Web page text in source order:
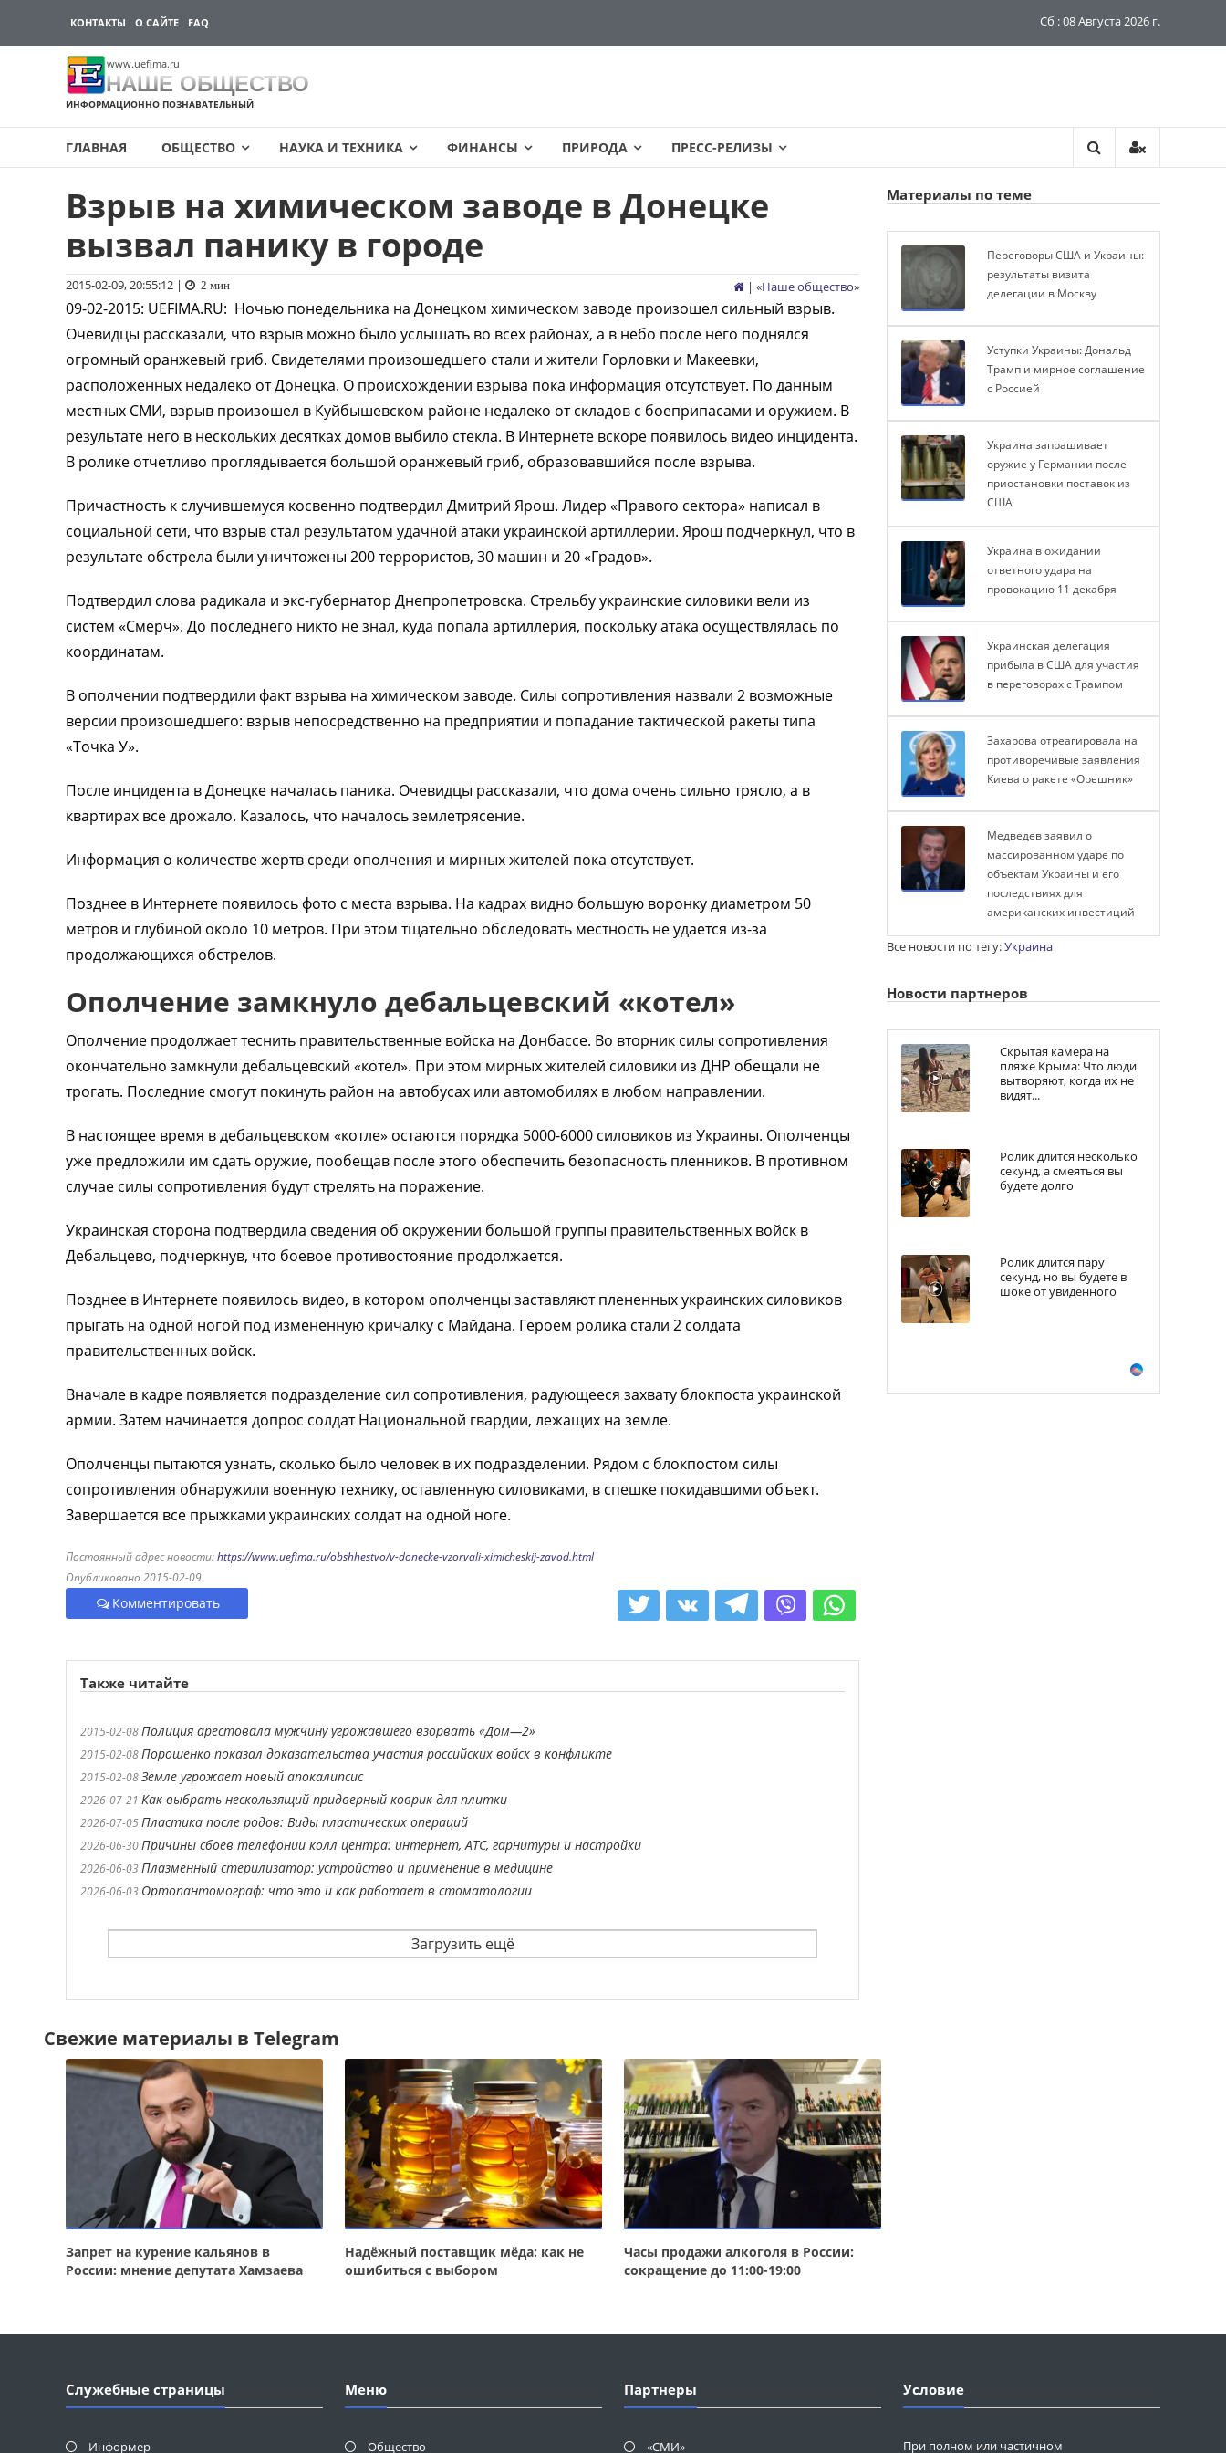
КОНТАКТЫ О САЙТЕ FAQ Сб : 08 Августа 2026 г.
www.uefima.ru
НАШЕ ОБЩЕСТВО
ИНФОРМАЦИОННО ПОЗНАВАТЕЛЬНЫЙ
ГЛАВНАЯ ОБЩЕСТВО НАУКА И ТЕХНИКА ФИНАНСЫ ПРИРОДА ПРЕСС-РЕЛИЗЫ
содержимому
Взрыв на химическом заводе в Донецке
вызвал панику в городе
2015-02-09, 20:55:12 | 2 мин | «Наше общество»
09-02-2015: UEFIMA.RU: Ночью понедельника на Донецком химическом заводе произошел сильный взрыв.
Очевидцы рассказали, что взрыв можно было услышать во всех районах, а в небо после него поднялся
огромный оранжевый гриб. Свидетелями произошедшего стали и жители Горловки и Макеевки,
расположенных недалеко от Донецка. О происхождении взрыва пока информация отсутствует. По данным
местных СМИ, взрыв произошел в Куйбышевском районе недалеко от складов с боеприпасами и оружием. В
результате него в нескольких десятках домов выбило стекла. В Интернете вскоре появилось видео инцидента.
В ролике отчетливо проглядывается большой оранжевый гриб, образовавшийся после взрыва.
Причастность к случившемуся косвенно подтвердил Дмитрий Ярош. Лидер «Правого сектора» написал в
социальной сети, что взрыв стал результатом удачной атаки украинской артиллерии. Ярош подчеркнул, что в
результате обстрела были уничтожены 200 террористов, 30 машин и 20 «Градов».
Подтвердил слова радикала и экс-губернатор Днепропетровска. Стрельбу украинские силовики вели из
систем «Смерч». До последнего никто не знал, куда попала артиллерия, поскольку атака осуществлялась по
координатам.
В ополчении подтвердили факт взрыва на химическом заводе. Силы сопротивления назвали 2 возможные
версии произошедшего: взрыв непосредственно на предприятии и попадание тактической ракеты типа
«Точка У».
После инцидента в Донецке началась паника. Очевидцы рассказали, что дома очень сильно трясло, а в
квартирах все дрожало. Казалось, что началось землетрясение.
Информация о количестве жертв среди ополчения и мирных жителей пока отсутствует.
Позднее в Интернете появилось фото с места взрыва. На кадрах видно большую воронку диаметром 50
метров и глубиной около 10 метров. При этом тщательно обследовать местность не удается из-за
продолжающихся обстрелов.
Ополчение замкнуло дебальцевский «котел»
Ополчение продолжает теснить правительственные войска на Донбассе. Во вторник силы сопротивления
окончательно замкнули дебальцевский «котел». При этом мирных жителей силовики из ДНР обещали не
трогать. Последние смогут покинуть район на автобусах или автомобилях в любом направлении.
В настоящее время в дебальцевском «котле» остаются порядка 5000-6000 силовиков из Украины. Ополченцы
уже предложили им сдать оружие, пообещав после этого обеспечить безопасность пленников. В противном
случае силы сопротивления будут стрелять на поражение.
Украинская сторона подтвердила сведения об окружении большой группы правительственных войск в
Дебальцево, подчеркнув, что боевое противостояние продолжается.
Позднее в Интернете появилось видео, в котором ополченцы заставляют плененных украинских силовиков
прыгать на одной ногой под измененную кричалку с Майдана. Героем ролика стали 2 солдата
правительственных войск.
Вначале в кадре появляется подразделение сил сопротивления, радующееся захвату блокпоста украинской
армии. Затем начинается допрос солдат Национальной гвардии, лежащих на земле.
Ополченцы пытаются узнать, сколько было человек в их подразделении. Рядом с блокпостом силы
сопротивления обнаружили военную технику, оставленную силовиками, в спешке покидавшими объект.
Завершается все прыжками украинских солдат на одной ноге.
Постоянный адрес новости:https://www.uefima.ru/obshhestvo/v-donecke-vzorvali-ximicheskij-zavod.html
Опубликовано 2015-02-09.
Комментировать
Также читайте
2015-02-08Полиция арестовала мужчину угрожавшего взорвать «Дом—2»
2015-02-08Порошенко показал доказательства участия российских войск в конфликте
2015-02-08Земле угрожает новый апокалипсис
2026-07-21 Как выбрать нескользящий придверный коврик для плитки
2026-07-05Пластика после родов: Виды пластических операций
2026-06-30Причины сбоев телефонии колл центра: интернет, АТС, гарнитуры и настройки
2026-06-03Плазменный стерилизатор: устройство и применение в медицине
2026-06-03 Ортопантомограф: что это и как работает в стоматологии
Загрузить ещё
Свежие материалы в Telegram
Запрет на курение кальянов в
России: мнение депутата Хамзаева
Надёжный поставщик мёда: как не
ошибиться с выбором
Часы продажи алкоголя в России:
сокращение до 11:00-19:00
Материалы по теме
Переговоры США и Украины:
результаты визита
делегации в Москву
Уступки Украины: Дональд
Трамп и мирное соглашение
с Россией
Украина запрашивает
оружие у Германии после
приостановки поставок из
США
Украина в ожидании
ответного удара на
провокацию 11 декабря
Украинская делегация
прибыла в США для участия
в переговорах с Трампом
Захарова отреагировала на
противоречивые заявления
Киева о ракете «Орешник»
Медведев заявил о
массированном ударе по
объектам Украины и его
последствиях для
американских инвестиций
Все новости по тегу:Украина
Новости партнеров
Скрытая камера на
пляже Крыма: Что люди
вытворяют, когда их не
видят...
Ролик длится несколько
секунд, а смеяться вы
будете долго
Ролик длится пару
секунд, но вы будете в
шоке от увиденного
Служебные страницы
Информер
Меню
Общество
Партнеры
«СМИ»
Условие
При полном или частичном